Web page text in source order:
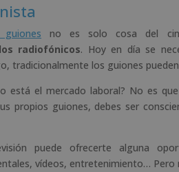
guiones no es solo cosa del
radiofónicos. Hoy en día se
tradicionalmente los guiones
está el mercado laboral? No es
propios guiones, debes ser
puede ofrecerte alguna
vídeos, entretenimiento… Pero